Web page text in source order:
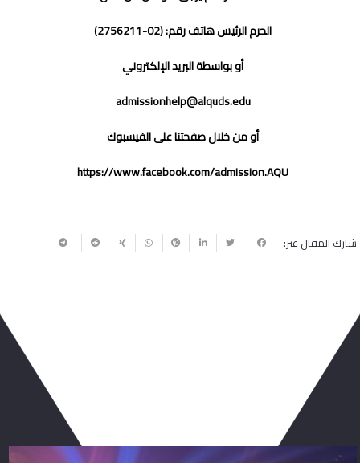
الحرم الرئيس هاتف رقم: (02-2756211)
أو بواسطة البريد الإلكتروني
admissionhelp@alquds.edu
أو من خلال صفحتنا على الفيسبوك
https://www.facebook.com/admission.AQU
شارك المقال عبر: